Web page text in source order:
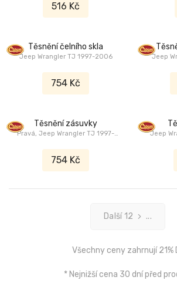
516 Kč
Těsnění čelního skla
Jeep Wrangler TJ 1997-2006
754 Kč
Jeep
Těsnění zásuvky
Pravá, Jeep Wrangler TJ 1997-
754 Kč
Jeep
Další 12 ...
Všechny ceny zahrnují 21%
* Nejnižší cena 30 dní před